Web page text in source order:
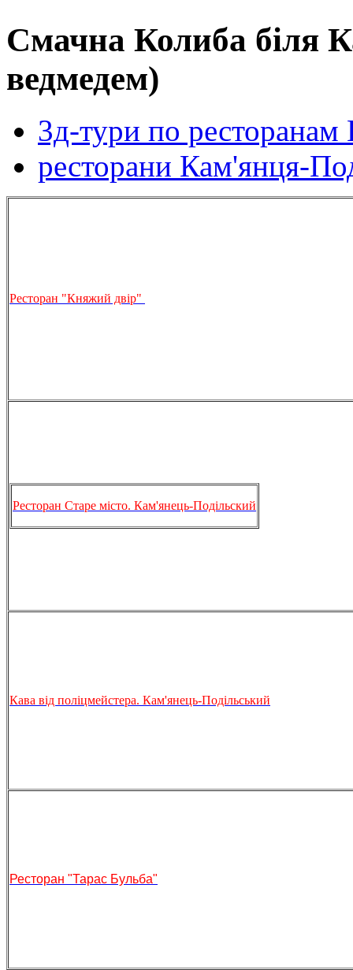
Смачна Колиба біля
ведмедем)
3д-тури по ресторанам
ресторани Кам'янця-
Ресторан "Княжий двір"
Ресторан Старе місто. Кам'янець-Подільский
Кава від поліцмейстера. Кам'янець-Подільський
Ресторан "Тарас Бульба"